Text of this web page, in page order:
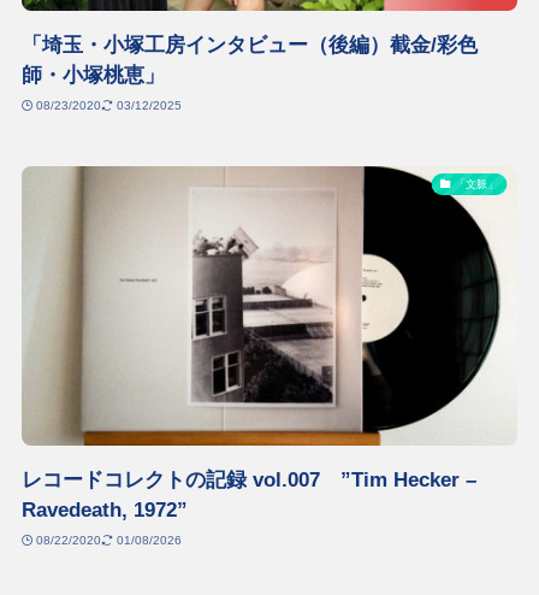
「埼玉・小塚工房インタビュー（後編）截金/彩色
師・小塚桃恵」
08/23/2020 03/12/2025
「文脈」
レコードコレクトの記録 vol.007 ”Tim Hecker –
Ravedeath, 1972”
08/22/2020 01/08/2026